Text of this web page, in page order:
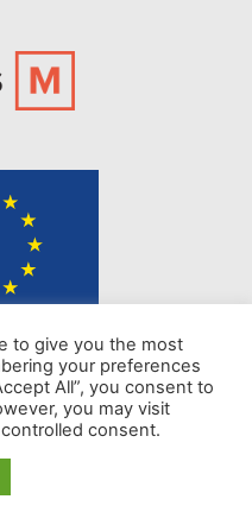
the views of the authors only
Commission does not
be made of the information it
to give you the most
your preferences
All”, you consent to
you may visit
consent.